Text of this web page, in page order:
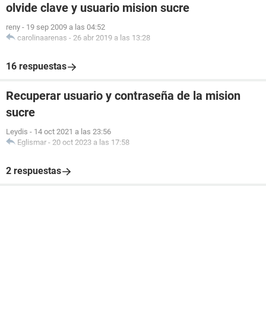
olvide clave y usuario mision sucre
reny - 19 sep 2009 a las 04:52
carolinaarenas - 26 abr 2019 a las 13:28
16 respuestas
Recuperar usuario y contraseña de la mision
sucre
Leydis - 14 oct 2021 a las 23:56
Eglismar - 20 oct 2023 a las 17:58
2 respuestas